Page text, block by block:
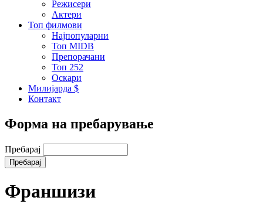
Режисери
Актери
Топ филмови
Најпопуларни
Топ MIDB
Препорачани
Топ 252
Оскари
Милијарда $
Контакт
Форма на пребарување
Пребарај
Франшизи